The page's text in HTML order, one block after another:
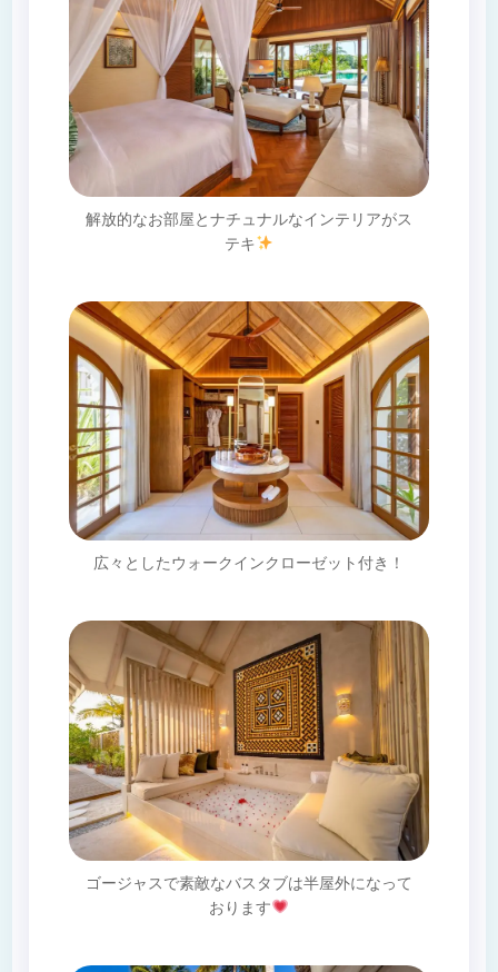
解放的なお部屋とナチュナルなインテリアがス
テキ
広々としたウォークインクローゼット付き！
ゴージャスで素敵なバスタブは半屋外になって
おります